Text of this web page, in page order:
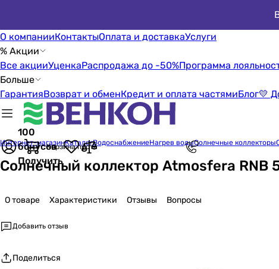
О компанииКонтактыОплата и доставкаУслуги
% Акции
Все акцииУценкаРаспродажа до -50%Программа
Больше
ГарантияВозврат и обменКредит и оплата частямиБлог💛
100
бонусов
Получить
Корзина пуста
Интернет-магазинКаталогВодоснабжениеНагрев водыСолнечные коллекторы
Солнечный коллектор Atmosfera RNB
О товаре Характеристики Отзывы Вопросы
Добавить отзыв
Поделиться